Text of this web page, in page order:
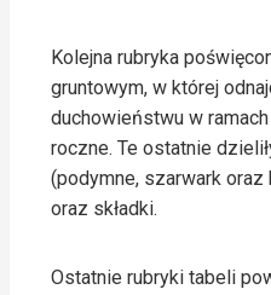
Kolejna rubryka
gruntowym, w której
duchowieństwu w
roczne. Te ostatnie
(podymne, szarwark
oraz składki.
Ostatnie rubryki tabeli